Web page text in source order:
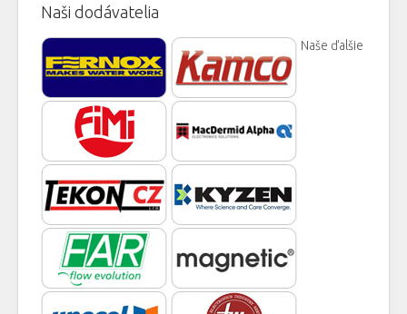
Naši dodávatelia
Naše ďalšie